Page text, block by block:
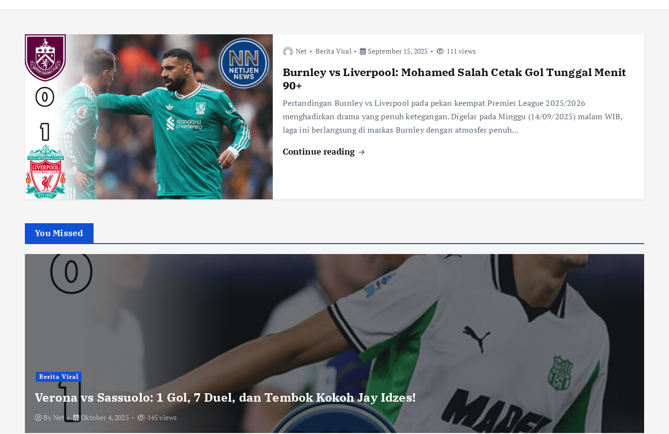
Net Berita Viral September 15, 2025 111 views
Burnley vs Liverpool: Mohamed Salah Cetak Gol Tunggal Menit
90+
Pertandingan Burnley vs Liverpool pada pekan keempat Premier League 2025/2026
menghadirkan drama yang penuh ketegangan. Digelar pada Minggu (14/09/2025) malam WIB,
laga ini berlangsung di markas Burnley dengan atmosfer penuh…
Continue reading
You Missed
Berita Viral
Verona vs Sassuolo: 1 Gol, 7 Duel, dan Tembok Kokoh Jay Idzes!
By Net Oktober 4, 2025 145 views